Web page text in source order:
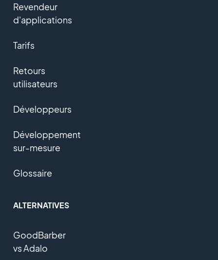
Revendeur
d'applications
Tarifs
Retours
utilisateurs
Développeurs
Développement
sur-mesure
Glossaire
ALTERNATIVES
GoodBarber
vs Adalo